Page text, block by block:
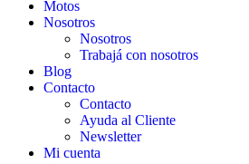
Motos
Nosotros
Nosotros
Trabajá con nosotros
Blog
Contacto
Contacto
Ayuda al Cliente
Newsletter
Mi cuenta